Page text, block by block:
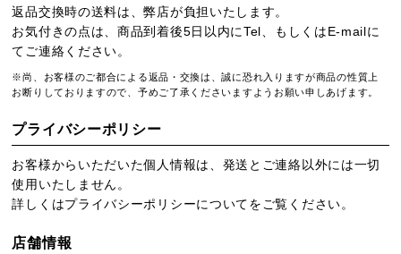
返品交換時の送料は、弊店が負担いたします。
お気付きの点は、商品到着後5日以内にTel、もしくはE-mailに
てご連絡ください。
※尚、お客様のご都合による返品・交換は、誠に恐れ入りますが商品の性質上
お断りしておりますので、予めご了承くださいますようお願い申しあげます。
プライバシーポリシー
お客様からいただいた個人情報は、発送とご連絡以外には一切
使用いたしません。
詳しくはプライバシーポリシーについてをご覧ください。
店舗情報